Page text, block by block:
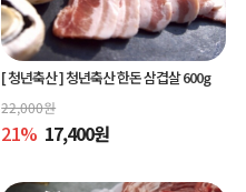
[ 청년축산 ]청년축산 한돈 삼겹살 600g
22,000원
21% 17,400원